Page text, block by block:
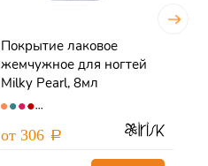
Покрытие лаковое
жемчужное для ногтей
Milky Pearl, 8мл
от 306